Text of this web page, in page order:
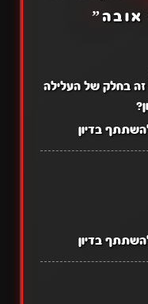
אובה ”
זה בחלק של העלילה
בדיון
בדיון